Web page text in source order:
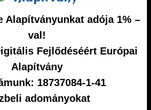
Alapítványunkat adója 1% –
val!
Fejlődéséért Európai
Alapítvány
18737084-1-41
adományokat